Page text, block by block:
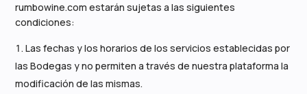
rumbowine.com estarán sujetas a las siguientes
condiciones:
Las fechas y los horarios de los servicios establecidas por
las Bodegas y no permiten a través de nuestra plataforma la
modificación de las mismas.